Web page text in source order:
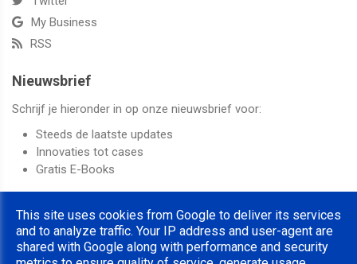
My Business
RSS
Nieuwsbrief
Schrijf je hieronder in op onze nieuwsbrief voor:
Steeds de laatste updates
Innovaties tot cases
Gratis E-Books
© 2022 Altez Group | Alle rechten voorbehouden
This site uses cookies from Google to deliver its services
and to analyze traffic. Your IP address and user-agent are
shared with Google along with performance and security